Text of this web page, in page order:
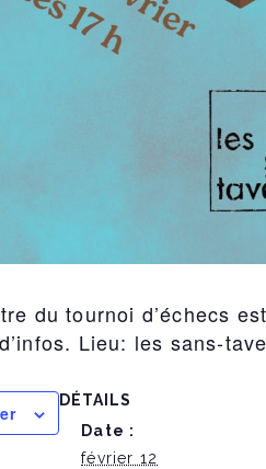
du tournoi d’échecs
Lieu: les sans-
DÉTAILS
Date :
février 12